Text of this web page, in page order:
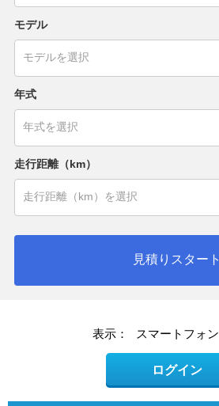
モデル
年式
走行距離（km）
見積りスタート
表示： スマートフォン
ログイン